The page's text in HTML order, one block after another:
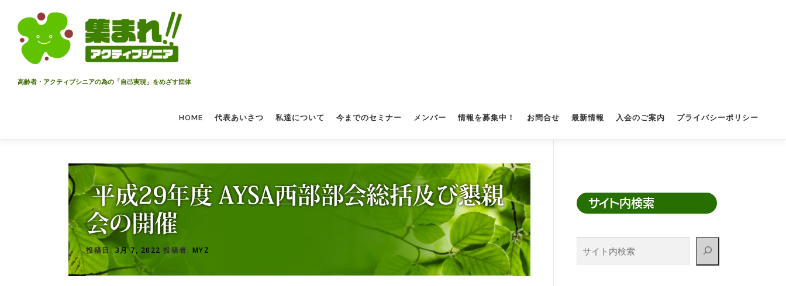
プ
高齢者・アクティブシニアの為の「自己実現」をめざす団体
HOME 代表あいさつ 私達について 今までのセミナー メンバー 情報を募集中！ お問合せ 最新情報 入会のご案内 プライバシーポリシー
平成29年度 AYSA西部部会総括及び懇親
会の開催
投稿日:3月 7, 2022 投稿者: MYZ
サイト内検索